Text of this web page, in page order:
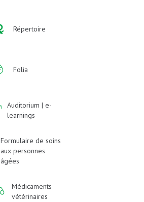
Répertoire
Folia
Auditorium | e-
learnings
Formulaire de soins
aux personnes
âgées
Médicaments
vétérinaires